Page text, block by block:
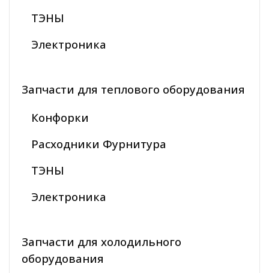
ТЭНЫ
Электроника
Запчасти для теплового оборудования
Конфорки
Расходники Фурнитура
ТЭНЫ
Электроника
Запчасти для холодильного
оборудования